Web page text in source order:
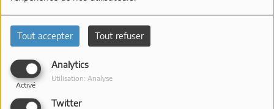
Tout accepter Tout refuser
Analytics
Activé
Utilisation: Analyse
Twitter
TOP FM JAZZ S01 E22
TOP FM JAZZ S01 E21